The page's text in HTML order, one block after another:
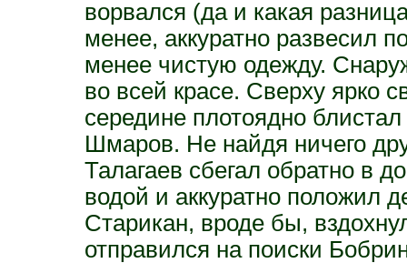
ворвался (да и какая
менее, аккуратно развесил
менее чистую одежду.
во всей красе. Сверху ярко
середине плотоядно
Шмаров. Не найдя ничего
Талагаев сбегал обратно в
водой и аккуратно положил
Старикан, вроде бы,
отправился на поиски